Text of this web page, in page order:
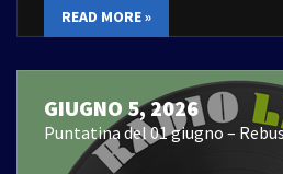
READ MORE »
GIUGNO 5, 2026
Puntatina del 01 giugno –